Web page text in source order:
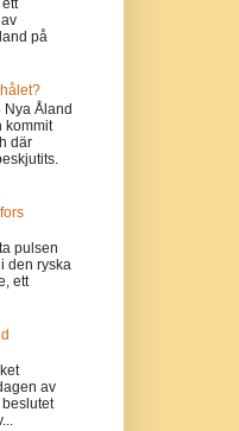
på
Nya Åland
kommit
där
pulsen
den ryska
ett
av
beslutet